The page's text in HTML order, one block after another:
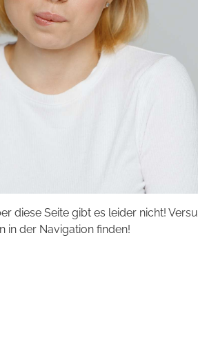
diese Seite gibt es leider nicht!
in der Navigation finden!